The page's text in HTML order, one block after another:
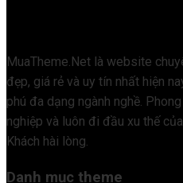
MuaTheme.Net là website
đẹp, giá rẻ và uy tín nhất hiện
phú đa dạng ngành nghề.
nghiệp và luôn đi đầu xu thế
Khách hài lòng.
Danh mục theme